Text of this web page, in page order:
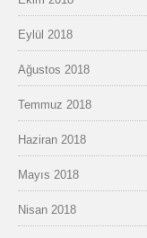
Eylül 2018
Ağustos 2018
Temmuz 2018
Haziran 2018
Mayıs 2018
Nisan 2018